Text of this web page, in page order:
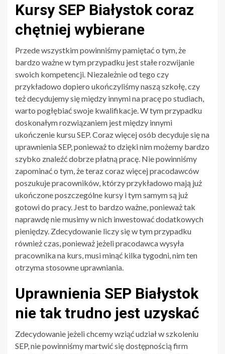
Kursy SEP Białystok coraz
chętniej wybierane
Przede wszystkim powinniśmy pamiętać o tym, że
bardzo ważne w tym przypadku jest stałe rozwijanie
swoich kompetencji. Niezależnie od tego czy
przykładowo dopiero ukończyliśmy naszą szkołę, czy
też decydujemy się między innymi na pracę po studiach,
warto pogłębiać swoje kwalifikacje. W tym przypadku
doskonałym rozwiązaniem jest między innymi
ukończenie kursu SEP. Coraz więcej osób decyduje się na
uprawnienia SEP, ponieważ to dzięki nim możemy bardzo
szybko znaleźć dobrze płatną pracę. Nie powinniśmy
zapominać o tym, że teraz coraz więcej pracodawców
poszukuje pracowników, którzy przykładowo mają już
ukończone poszczególne kursy i tym samym są już
gotowi do pracy. Jest to bardzo ważne, ponieważ tak
naprawdę nie musimy w nich inwestować dodatkowych
pieniędzy. Zdecydowanie liczy się w tym przypadku
również czas, ponieważ jeżeli pracodawca wysyła
pracownika na kurs, musi minąć kilka tygodni, nim ten
otrzyma stosowne uprawniania.
Uprawnienia SEP Białystok
nie tak trudno jest uzyskać
Zdecydowanie jeżeli chcemy wziąć udział w szkoleniu
SEP, nie powinniśmy martwić się dostępnością firm